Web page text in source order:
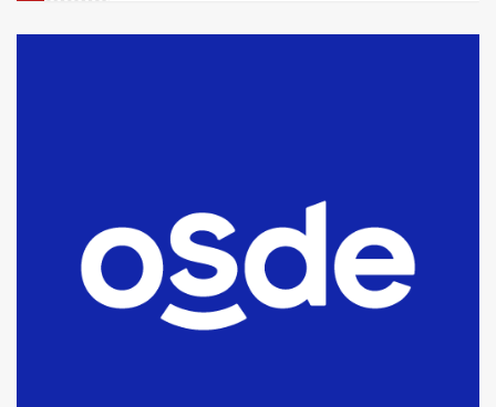
fueron detenidos por
comercialización de drogas en la
tarde del sábado
T.Lauquen: se vendió el edificio de
lo que fue la planta Industrial del